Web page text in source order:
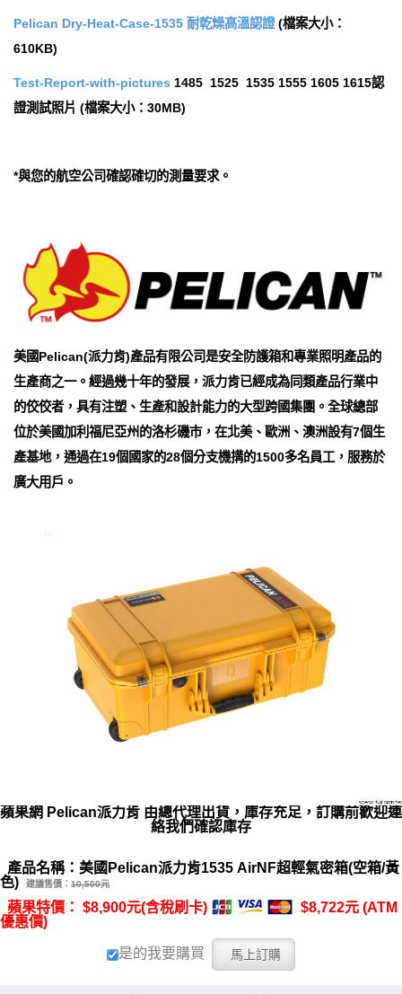
Pelican Dry-Heat-Case-1535 耐乾燥高溫認證(檔案大小：
610KB)
Test-Report-with-pictures 1485 1525 1535 1555 1605 1615認
證測試照片 (檔案大小：30MB)
*與您的航空公司確認確切的測量要求。
美國Pelican(派力肯)產品有限公司是安全防護箱和專業照明產品的
生產商之一。經過幾十年的發展，派力肯已經成為同類產品行業中
的佼佼者，具有注塑、生產和設計能力的大型跨國集團。全球總部
位於美國加利福尼亞州的洛杉磯市，在北美、歐洲、澳洲設有7個生
產基地，通過在19個國家的28個分支機搆的1500多名員工，服務於
廣大用戶。
蘋果網 Pelican派力肯 由總代理出貨，庫存充足，訂購前歡迎連
絡我們確認庫存
產品名稱：美國Pelican派力肯1535 AirNF超輕氣密箱(空箱/黃
色)
建議售價： 10,500元
蘋果特價： $8,900元(含稅刷卡)
$8,722元 (ATM
優惠價)
是的我要購買